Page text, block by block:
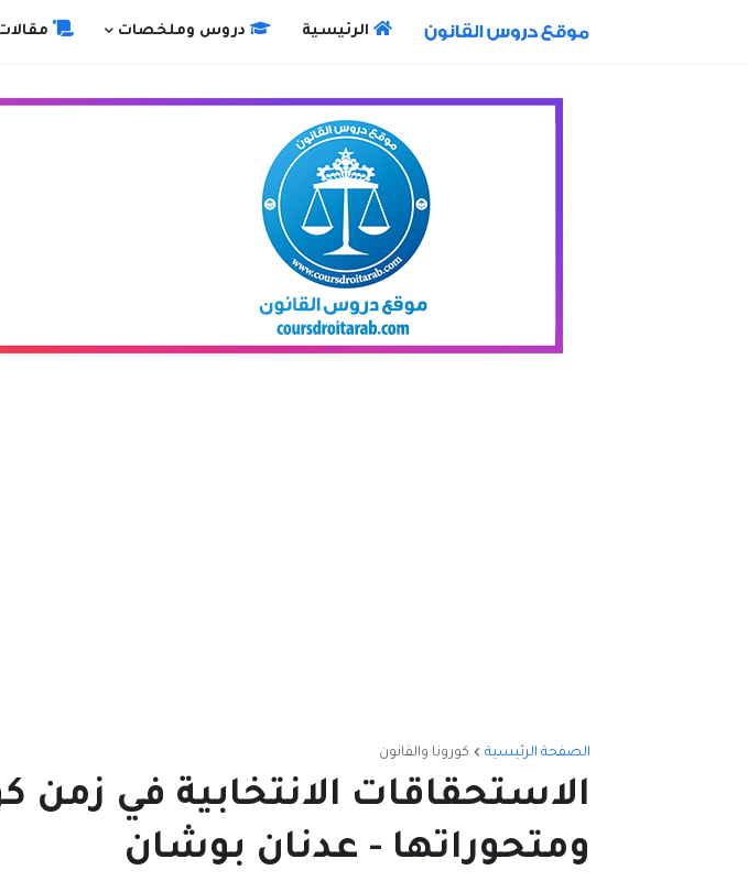
الرئيسية دروس وملخصات
الصفحة الرئيسية كورونا والقانون
الاستحقاقات الانتخابية في زمن
ومتحوراتها - عدنان بوشان